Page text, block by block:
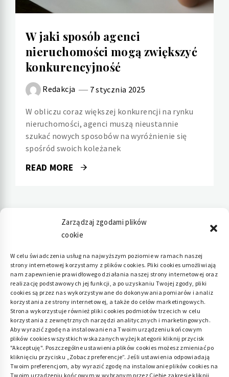
Zarządzaj zgodami plików
cookie
W celu świadczenia usług na najwyższym poziomie w ramach naszej
strony internetowej korzystamy z plików cookies. Pliki cookies umożliwiają
nam zapewnienie prawidłowego działania naszej strony internetowej oraz
realizację podstawowych jej funkcji, a po uzyskaniu Twojej zgody, pliki
cookies są przez nas wykorzystywane do dokonywania pomiarów i analiz
korzystania ze strony internetowej, a także do celów marketingowych.
Strona wykorzystuje również pliki cookies podmiotów trzecich w celu
korzystania z zewnętrznych narzędzi analitycznych i marketingowych.
Aby wyrazić zgodę na instalowanie na Twoim urządzeniu końcowym
plików cookies wszystkich wskazanych wyżej kategorii kliknij przycisk
"Akceptuję". Poszczególne ustawienia plików cookies możesz zmieniać po
kliknięciu przycisku „Zobacz preferencje”. Jeśli ustawienia odpowiadają
Twoim preferencjom, aby wyrazić zgodę na instalowanie plików cookies na
Twoim urządzeniu końcowym w wybranym przez Ciebie zakresie kliknij
W jaki sposób agenci
nieruchomości mogą zwiększyć
konkurencyjność
Redakcja 7 stycznia 2025
W obliczu coraz większej konkurencji na rynku
nieruchomości, agenci muszą nieustannie
szukać nowych sposobów na wyróżnienie się
spośród swoich koleżanek
READ MORE
Polityka plików cookies (EU)|Polityka
prywatności